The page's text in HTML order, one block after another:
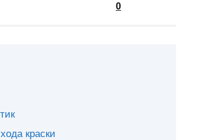
0
краски